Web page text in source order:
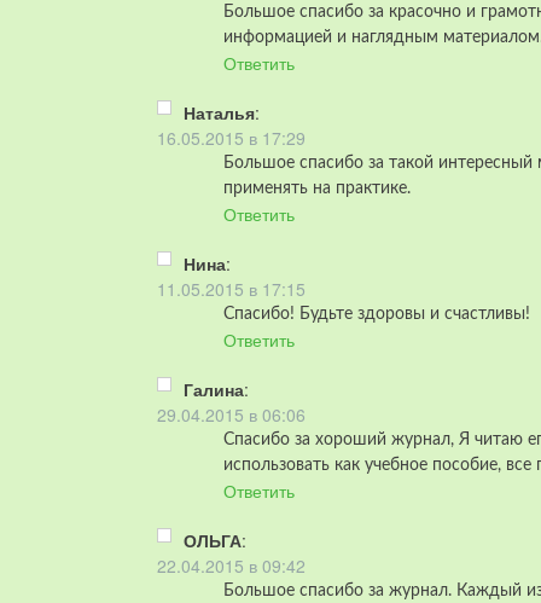
Большое спасибо за красочно и
информацией и наглядным
Ответить
Наталья:
16.05.2015 в 17:29
Большое спасибо за такой интересный
применять на практике.
Ответить
Нина:
11.05.2015 в 17:15
Спасибо! Будьте здоровы и счастливы!
Ответить
Галина:
29.04.2015 в 06:06
Спасибо за хороший журнал, Я читаю
использовать как учебное пособие,
Ответить
ОЛЬГА:
22.04.2015 в 09:42
Большое спасибо за журнал. Каждый